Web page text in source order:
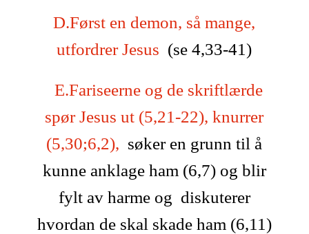
D.Først en demon, så mange,
utfordrer Jesus (se 4,33-41)
E.Fariseerne og de skriftlærde
spør Jesus ut (5,21-22), knurrer
(5,30;6,2), søker en grunn til å
kunne anklage ham (6,7) og blir
fylt av harme og diskuterer
hvordan de skal skade ham (6,11)